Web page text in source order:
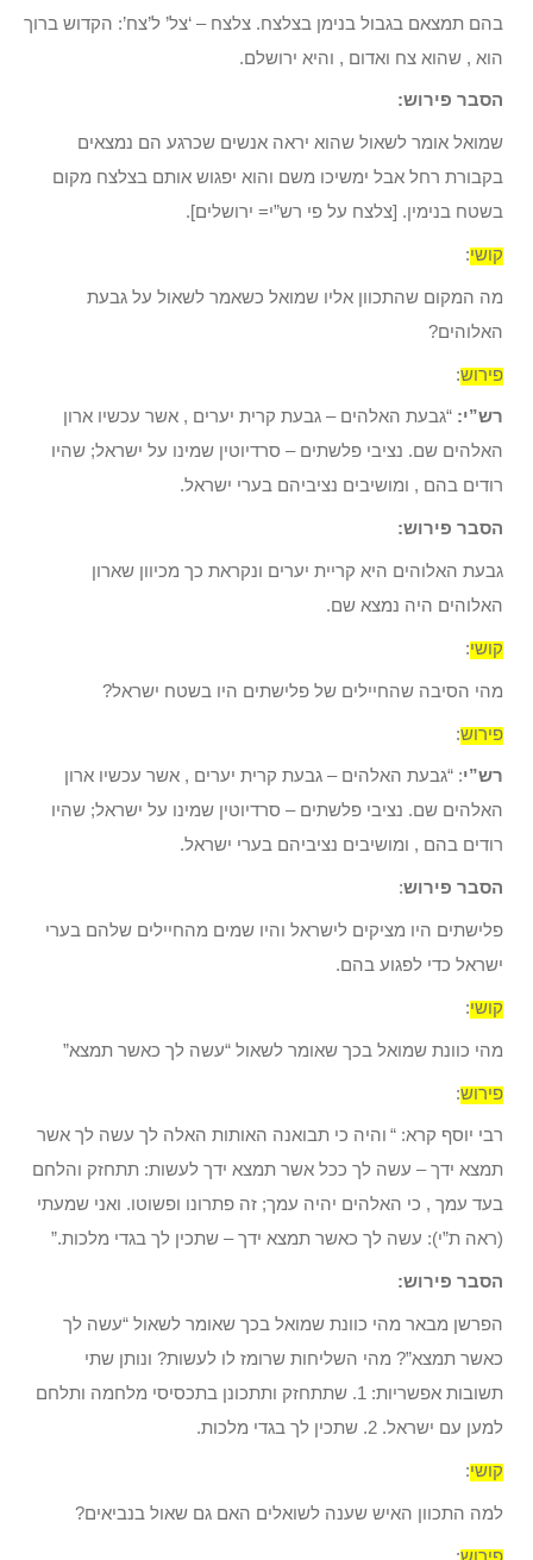
בהם תמצאם בגבול בנימן בצלצח. צלצח – ‘צל’ ל’צח’: הקדוש ברוך
הוא , שהוא צח ואדום , והיא ירושלם.
הסבר פירוש:
שמואל אומר לשאול שהוא יראה אנשים שכרגע הם נמצאים
בקבורת רחל אבל ימשיכו משם והוא יפגוש אותם בצלצח מקום
בשטח בנימין. [צלצח על פי רש”י= ירושלים].
קושי:
מה המקום שהתכוון אליו שמואל כשאמר לשאול על גבעת
האלוהים?
פירוש:
רש”י: “גבעת האלהים – גבעת קרית יערים , אשר עכשיו ארון
האלהים שם. נציבי פלשתים – סרדיוטין שמינו על ישראל; שהיו
רודים בהם , ומושיבים נציביהם בערי ישראל.
הסבר פירוש:
גבעת האלוהים היא קריית יערים ונקראת כך מכיוון שארון
האלוהים היה נמצא שם.
קושי:
מהי הסיבה שהחיילים של פלישתים היו בשטח ישראל?
פירוש:
רש”י: “גבעת האלהים – גבעת קרית יערים , אשר עכשיו ארון
האלהים שם. נציבי פלשתים – סרדיוטין שמינו על ישראל; שהיו
רודים בהם , ומושיבים נציביהם בערי ישראל.
הסבר פירוש:
פלישתים היו מציקים לישראל והיו שמים מהחיילים שלהם בערי
ישראל כדי לפגוע בהם.
קושי:
מהי כוונת שמואל בכך שאומר לשאול “עשה לך כאשר תמצא”
פירוש:
רבי יוסף קרא: “ והיה כי תבואנה האותות האלה לך עשה לך אשר
תמצא ידך – עשה לך ככל אשר תמצא ידך לעשות: תתחזק והלחם
בעד עמך , כי האלהים יהיה עמך; זה פתרונו ופשוטו. ואני שמעתי
(ראה ת”י): עשה לך כאשר תמצא ידך – שתכין לך בגדי מלכות.”
הסבר פירוש:
הפרשן מבאר מהי כוונת שמואל בכך שאומר לשאול “עשה לך
כאשר תמצא”? מהי השליחות שרומז לו לעשות? ונותן שתי
תשובות אפשריות: 1. שתתחזק ותתכונן בתכסיסי מלחמה ותלחם
למען עם ישראל. 2. שתכין לך בגדי מלכות.
קושי:
למה התכוון האיש שענה לשואלים האם גם שאול בנביאים?
פירוש: